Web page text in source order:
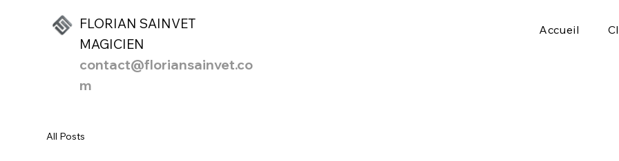
FLORIAN SAINVET
MAGICIEN
contact@floriansainvet.co
m
Accueil
All Posts